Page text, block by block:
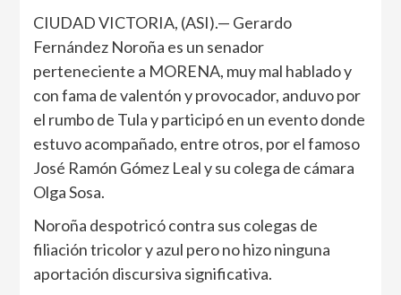
CIUDAD VICTORIA, (ASI).— Gerardo
Fernández Noroña es un senador
perteneciente a MORENA, muy mal hablado y
con fama de valentón y provocador, anduvo por
el rumbo de Tula y participó en un evento donde
estuvo acompañado, entre otros, por el famoso
José Ramón Gómez Leal y su colega de cámara
Olga Sosa.
Noroña despotricó contra sus colegas de
filiación tricolor y azul pero no hizo ninguna
aportación discursiva significativa.